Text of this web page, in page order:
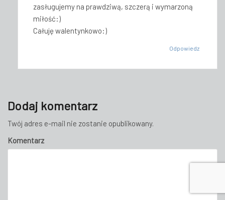
zasługujemy na prawdziwą, szczerą i wymarzoną
miłość:)
Całuję walentynkowo:)
Odpowiedz
Dodaj komentarz
Twój adres e-mail nie zostanie opublikowany.
Komentarz